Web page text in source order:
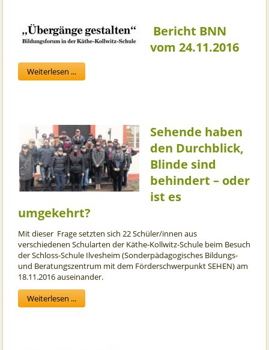
Bericht BNN
vom 24.11.2016
Weiterlesen ...
Sehende haben
den Durchblick,
Blinde sind
behindert – oder
ist es
umgekehrt?
Mit dieser Frage setzten sich 22 Schüler/innen aus
verschiedenen Schularten der Käthe-Kollwitz-Schule beim Besuch
der Schloss-Schule Ilvesheim (Sonderpädagogisches Bildungs-
und Beratungszentrum mit dem Förderschwerpunkt SEHEN) am
18.11.2016 auseinander.
Weiterlesen ...